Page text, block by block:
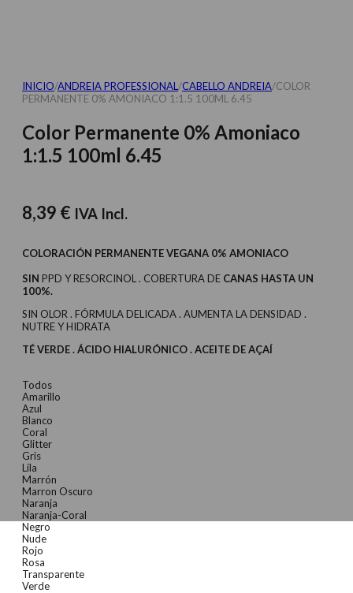
INICIO/ANDREIA PROFESSIONAL /CABELLO ANDREIA/COLOR
PERMANENTE 0% AMONIACO 1:1.5 100ML 6.45
Color Permanente 0% Amoniaco
1:1.5 100ml 6.45
8,39 € IVA Incl.
COLORACIÓN PERMANENTE VEGANA 0% AMONIACO
SIN PPD Y RESORCINOL . COBERTURA DE CANAS HASTA UN
100%.
SIN OLOR . FÓRMULA DELICADA . AUMENTA LA DENSIDAD .
NUTRE Y HIDRATA
TÉ VERDE . ÁCIDO HIALURÓNICO . ACEITE DE AÇAÍ
Todos
Amarillo
Azul
Blanco
Coral
Glitter
Gris
Lila
Marrón
Marron Oscuro
Naranja
Naranja-Coral
Negro
Nude
Rojo
Rosa
Transparente
Verde